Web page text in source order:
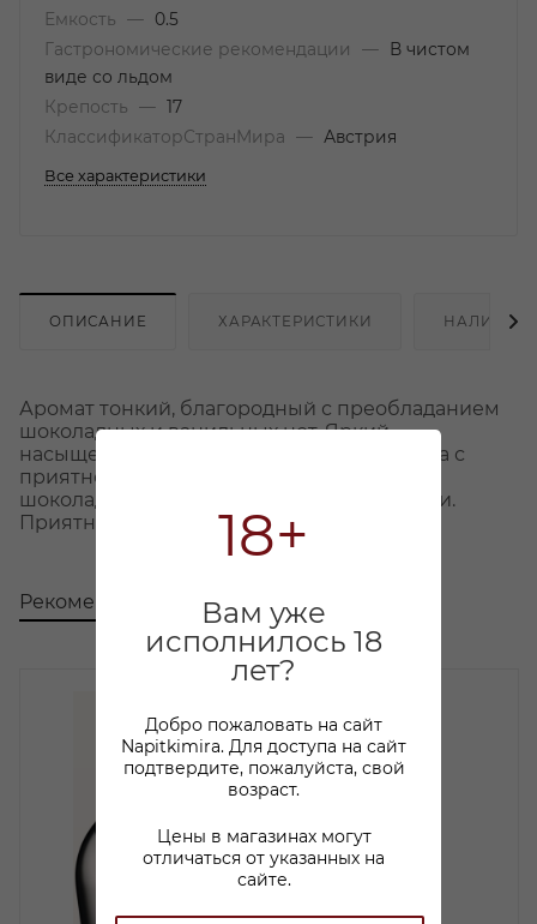
18+
Вам уже
исполнилось 18
лет?
Добро пожаловать на сайт
Napitkimira. Для доступа на сайт
подтвердите, пожалуйста, свой
возраст.
Цены в магазинах могут
отличаться от указанных на
сайте.
Емкость
—
0.5
Гастрономические рекомендации
—
В чистом
виде со льдом
Крепость
— 17
КлассификаторСтранМира
— Австрия
Все характеристики
ОПИСАНИЕ ХАРАКТЕРИСТИКИ НАЛИЧИЕ
Аромат тонкий, благородный с преобладанием
шоколадных и ванильных нот. Яркий
насыщенный вкус натурального шоколада с
приятной горчинкой, нотками молочного
шоколада, а также тонами сливок и ванили.
Приятное шоколадное послевкусие
Рекомендуем С этим товаром покупают